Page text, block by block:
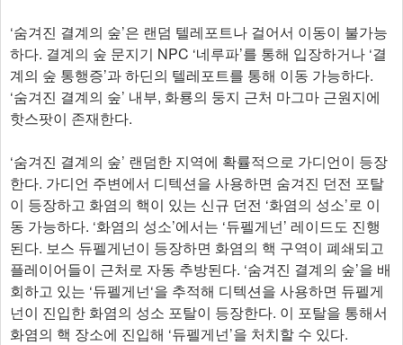
‘숨겨진 결계의 숲’은 랜덤 텔레포트나 걸어서 이동이 불가능
하다. 결계의 숲 문지기 NPC ‘네루파’를 통해 입장하거나 ‘결
계의 숲 통행증’과 하딘의 텔레포트를 통해 이동 가능하다.
‘숨겨진 결계의 숲’ 내부, 화룡의 둥지 근처 마그마 근원지에
핫스팟이 존재한다.
‘숨겨진 결계의 숲’ 랜덤한 지역에 확률적으로 가디언이 등장
한다. 가디언 주변에서 디텍션을 사용하면 숨겨진 던전 포탈
이 등장하고 화염의 핵이 있는 신규 던전 ‘화염의 성소’로 이
동 가능하다. ‘화염의 성소’에서는 ‘듀펠게넌’ 레이드도 진행
된다. 보스 듀펠게넌이 등장하면 화염의 핵 구역이 폐쇄되고
플레이어들이 근처로 자동 추방된다. ‘숨겨진 결계의 숲’을 배
회하고 있는 ‘듀펠게넌‘을 추적해 디텍션을 사용하면 듀펠게
넌이 진입한 화염의 성소 포탈이 등장한다. 이 포탈을 통해서
화염의 핵 장소에 진입해 ‘듀펠게넌’을 처치할 수 있다.